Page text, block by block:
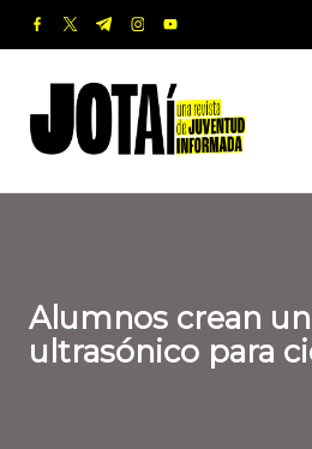
Saltar
contenido
facebook.com
twitter.com
t.me instagram.com
youtube.com
o
t
revista
de
Informada
Alumnos crean
ultrasónico para